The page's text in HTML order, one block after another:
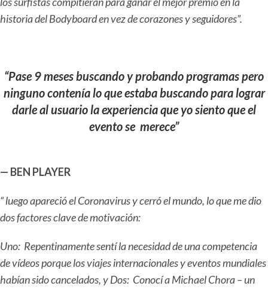
historia del Bodyboard en vez de corazones y seguidores”.
“Pase 9 meses buscando y probando programas pero
ninguno contenía lo que estaba buscando para lograr
darle al usuario la experiencia que yo siento que el
eventose merece”
— BEN PLAYER
“ luego apareció el Coronavirus y cerró el mundo, lo que me dio
dos factores clave de motivación:
Uno: Repentinamente sentí la necesidad de una competencia
de vídeos porque los viajes internacionales y eventos mundiales
habían sido cancelados, y Dos: Conocí a Michael Chora – un